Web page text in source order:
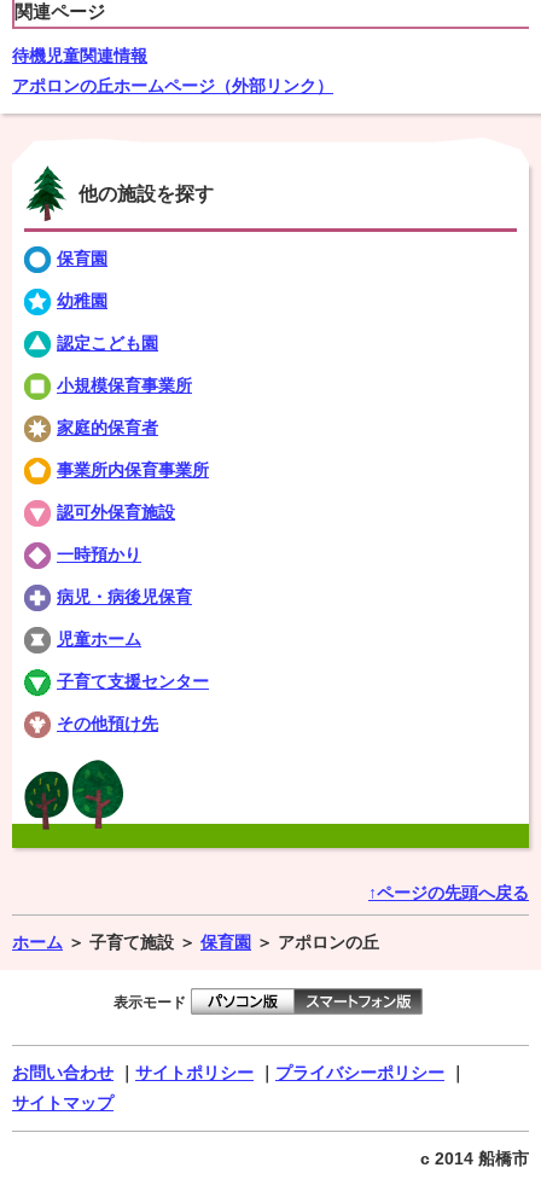
関連ページ
待機児童関連情報
アポロンの丘ホームページ（外部リンク）
他の施設を探す
保育園
幼稚園
認定こども園
小規模保育事業所
家庭的保育者
事業所内保育事業所
認可外保育施設
一時預かり
病児・病後児保育
児童ホーム
子育て支援センター
その他預け先
↑ページの先頭へ戻る
ホーム ＞ 子育て施設 ＞ 保育園 ＞ アポロンの丘
表示モード
お問い合わせ サイトポリシー プライバシーポリシー
サイトマップ
c 2014 船橋市